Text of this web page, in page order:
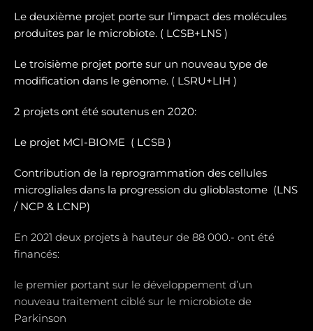
Le deuxième projet porte sur l’impact des molécules
produites par le microbiote. ( LCSB+LNS )
Le troisième projet porte sur un nouveau type de
modification dans le génome. ( LSRU+LIH )
2 projets ont été soutenus en 2020:
Le projet MCI-BIOME ( LCSB )
Contribution de la reprogrammation des cellules
microgliales dans la progression du glioblastome (LNS
/ NCP & LCNP)
En 2021 deux projets à hauteur de 88 000.- ont été
financés:
le premier portant sur le développement d’un
nouveau traitement ciblé sur le microbiote de
Parkinson